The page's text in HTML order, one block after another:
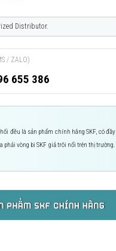
Distributor.
/ ZALO)
655 386
đều là sản phẩm chính hãng SKF, có đầy
vòng bi SKF giả trôi nổi trên thị trường.